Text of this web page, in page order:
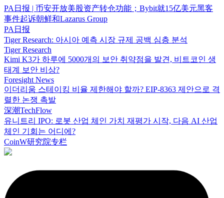
PA日报 | 币安开放美股资产转仓功能；Bybit就15亿美元黑客
事件起诉朝鲜和Lazarus Group
PA日报
Tiger Research: 아시아 예측 시장 규제 공백 심층 분석
Tiger Research
Kimi K3가 하루에 5000개의 보안 취약점을 발견, 비트코인 생
태계 보안 비상?
Foresight News
이더리움 스테이킹 비율 제한해야 할까? EIP-8363 제안으로 격
렬한 논쟁 촉발
深潮TechFlow
유니트리 IPO: 로봇 산업 체인 가치 재평가 시작, 다음 AI 산업
체인 기회는 어디에?
CoinW研究院专栏